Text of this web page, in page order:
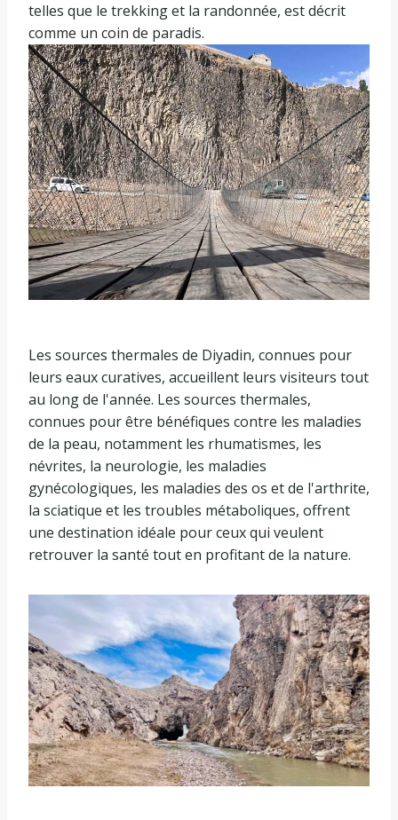
telles que le trekking et la randonnée, est décrit
comme un coin de paradis.
Les sources thermales de Diyadin, connues pour
leurs eaux curatives, accueillent leurs visiteurs tout
au long de l'année. Les sources thermales,
connues pour être bénéfiques contre les maladies
de la peau, notamment les rhumatismes, les
névrites, la neurologie, les maladies
gynécologiques, les maladies des os et de l'arthrite,
la sciatique et les troubles métaboliques, offrent
une destination idéale pour ceux qui veulent
retrouver la santé tout en profitant de la nature.